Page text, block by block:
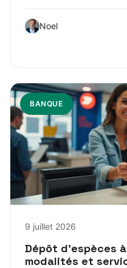
Noel
BANQUE
9 juillet 2026
Dépôt d’espèces
modalités et